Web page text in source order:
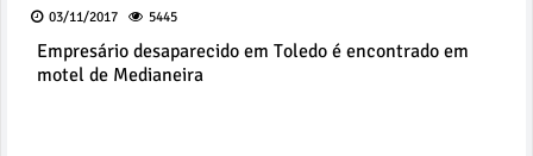
03/11/2017 5445
Empresário desaparecido em Toledo é encontrado em
motel de Medianeira